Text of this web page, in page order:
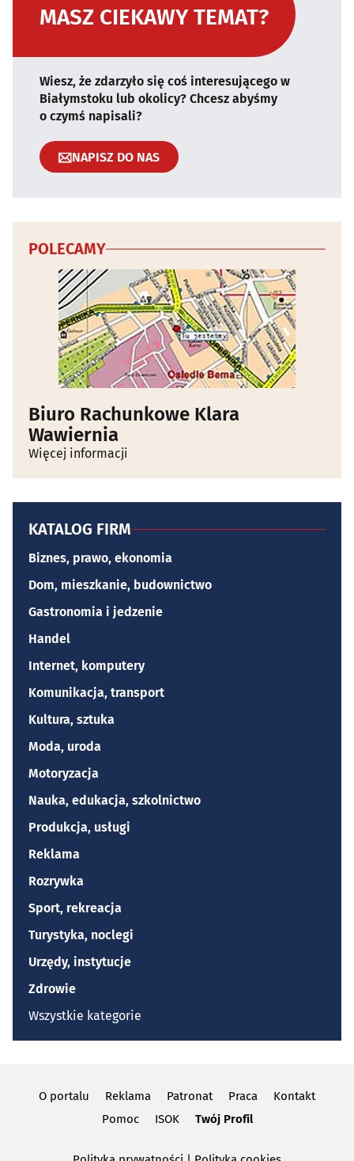
MASZ CIEKAWY TEMAT?
Wiesz, że zdarzyło się coś interesującego w
Białymstoku lub okolicy? Chcesz abyśmy
o czymś napisali?
NAPISZ DO NAS
POLECAMY
Biuro Rachunkowe Klara
Wawiernia
Więcej informacji
KATALOG FIRM
Biznes, prawo, ekonomia
Dom, mieszkanie, budownictwo
Gastronomia i jedzenie
Handel
Internet, komputery
Komunikacja, transport
Kultura, sztuka
Moda, uroda
Motoryzacja
Nauka, edukacja, szkolnictwo
Produkcja, usługi
Reklama
Rozrywka
Sport, rekreacja
Turystyka, noclegi
Urzędy, instytucje
Zdrowie
Wszystkie kategorie
O portalu Reklama Patronat Praca
Kontakt
Pomoc
ISOK Twój Profil